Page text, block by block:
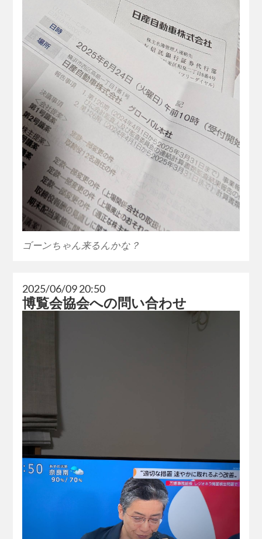
ゴーンちゃん来るんかな？
2025/06/09 20:50
博覧会協会への問い合わせ